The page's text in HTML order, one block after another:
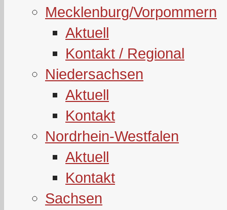
Mecklenburg/Vorpommern
Aktuell
Kontakt / Regional
Niedersachsen
Aktuell
Kontakt
Nordrhein-Westfalen
Aktuell
Kontakt
Sachsen